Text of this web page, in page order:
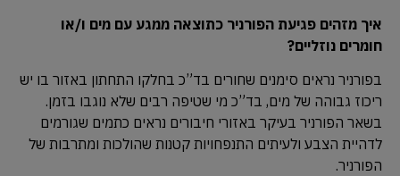
איך מזהים פגיעת הפורניר כתוצאה ממגע עם מים ו/או
חומרים נוזליים?
בפורניר נראים סימנים שחורים בד”כ בחלקו התחתון באזור בו יש
ריכוז גבוהה של מים, בד”כ מי שטיפה רבים שלא נוגבו בזמן.
בשאר הפורניר בעיקר באזורי חיבורים נראים כתמים שגורמים
לדהיית הצבע ולעיתים התנפחויות קטנות שהולכות ומתרבות של
הפורניר.